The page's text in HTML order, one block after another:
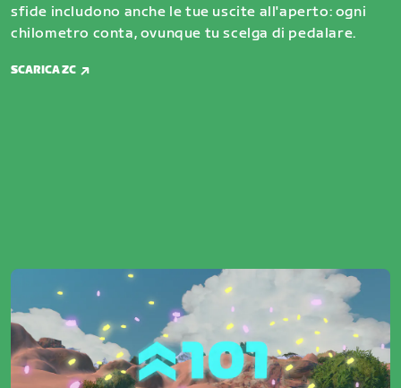
sfide includono anche le tue uscite all'aperto: ogni
chilometro conta, ovunque tu scelga di pedalare.
SCARICA ZC